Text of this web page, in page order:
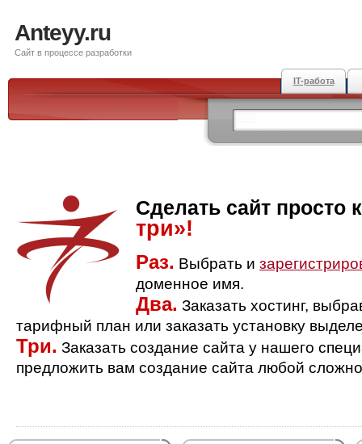
Anteyy.ru
Сайт в процессе разработки
IT-работа
Сделать сайт просто
три»!
Раз. Выбрать и
доменное имя.
Два. Заказать хостинг,
тарифный план или заказать установку
Три. Заказать создание сайта у нашего
предложить вам создание сайта любой